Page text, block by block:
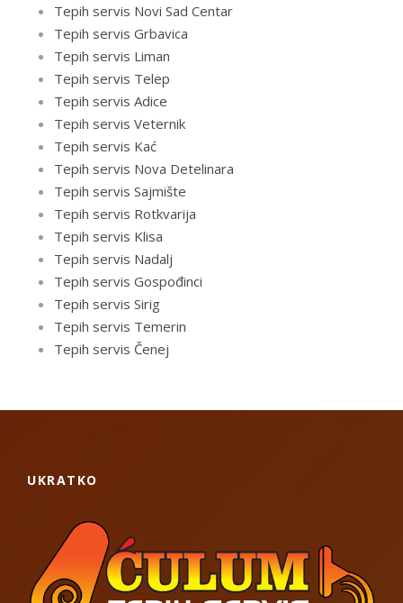
Tepih servis Novi Sad Centar
Tepih servis Grbavica
Tepih servis Liman
Tepih servis Telep
Tepih servis Adice
Tepih servis Veternik
Tepih servis Kać
Tepih servis Nova Detelinara
Tepih servis Sajmište
Tepih servis Rotkvarija
Tepih servis Klisa
Tepih servis Nadalj
Tepih servis Gospođinci
Tepih servis Sirig
Tepih servis Temerin
Tepih servis Čenej
UKRATKO